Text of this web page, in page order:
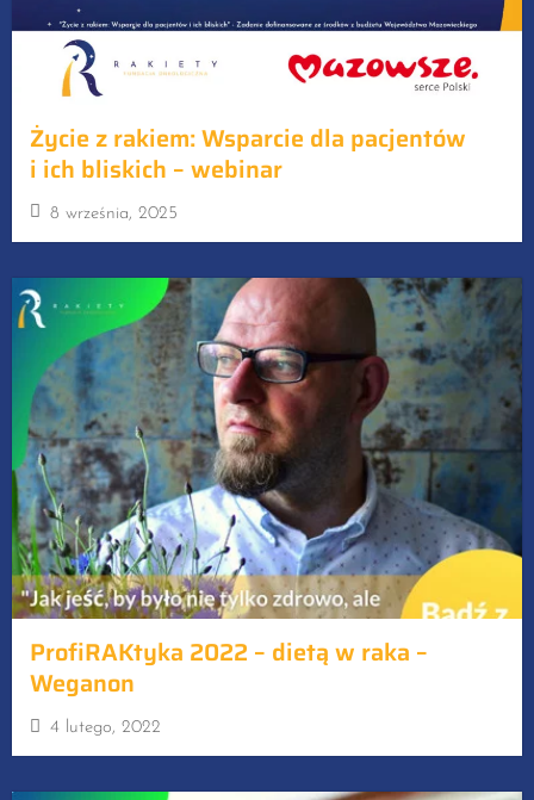
Życie z rakiem: Wsparcie dla pacjentów
i ich bliskich – webinar
8 września, 2025
ProfiRAKtyka 2022 – dietą w raka –
Weganon
4 lutego, 2022